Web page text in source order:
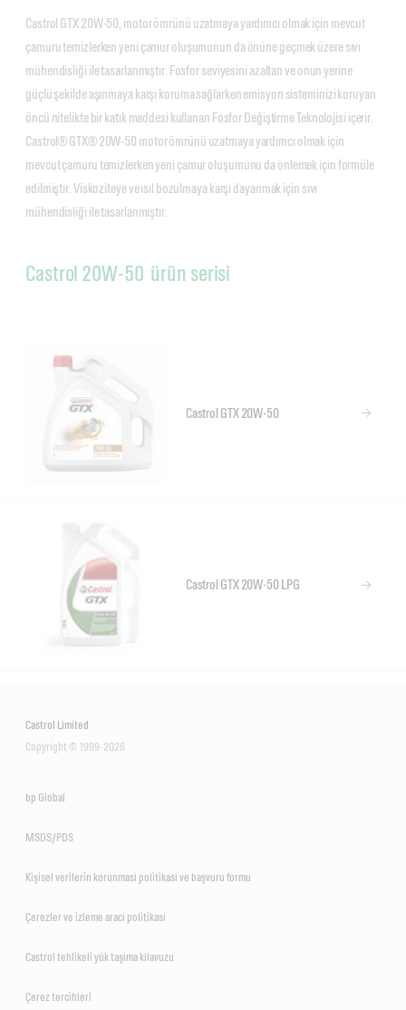
Castrol GTX 20W-50, motor ömrünü uzatmaya yardımcı olmak için mevcut
çamuru temizlerken yeni çamur oluşumunun da önüne geçmek üzere sıvı
mühendisliği ile tasarlanmıştır. Fosfor seviyesini azaltan ve onun yerine
güçlü şekilde aşınmaya karşı koruma sağlarken emisyon sisteminizi koruyan
öncü nitelikte bir katık maddesi kullanan Fosfor Değiştirme Teknolojisi içerir.
Castrol® GTX® 20W-50 motor ömrünü uzatmaya yardımcı olmak için
mevcut çamuru temizlerken yeni çamur oluşumunu da önlemek için formüle
edilmiştir. Viskoziteye ve ısıl bozulmaya karşı dayanmak için sıvı
mühendisliği ile tasarlanmıştır.
Castrol 20W-50 ürün serisi
Castrol GTX 20W-50
Castrol GTX 20W-50 LPG
Castrol Limited
Copyright © 1999-2026
bp Global
MSDS/PDS
Ki̇şi̇sel veri̇leri̇n korunmasi poli̇ti̇kasi ve başvuru formu
Çerezler ve i̇zleme araci poli̇ti̇kasi
Castrol tehli̇keli̇ yük taşima kilavuzu
Çerez terci̇hleri̇